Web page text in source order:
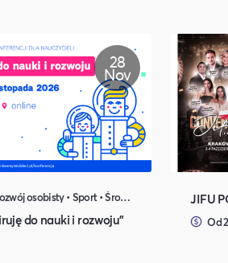
28
Nov
Nauka i Edukacja • Rozwój osobisty • Sport • Środowisko naturalne
do nauki i rozwoju"
JIFU
Od